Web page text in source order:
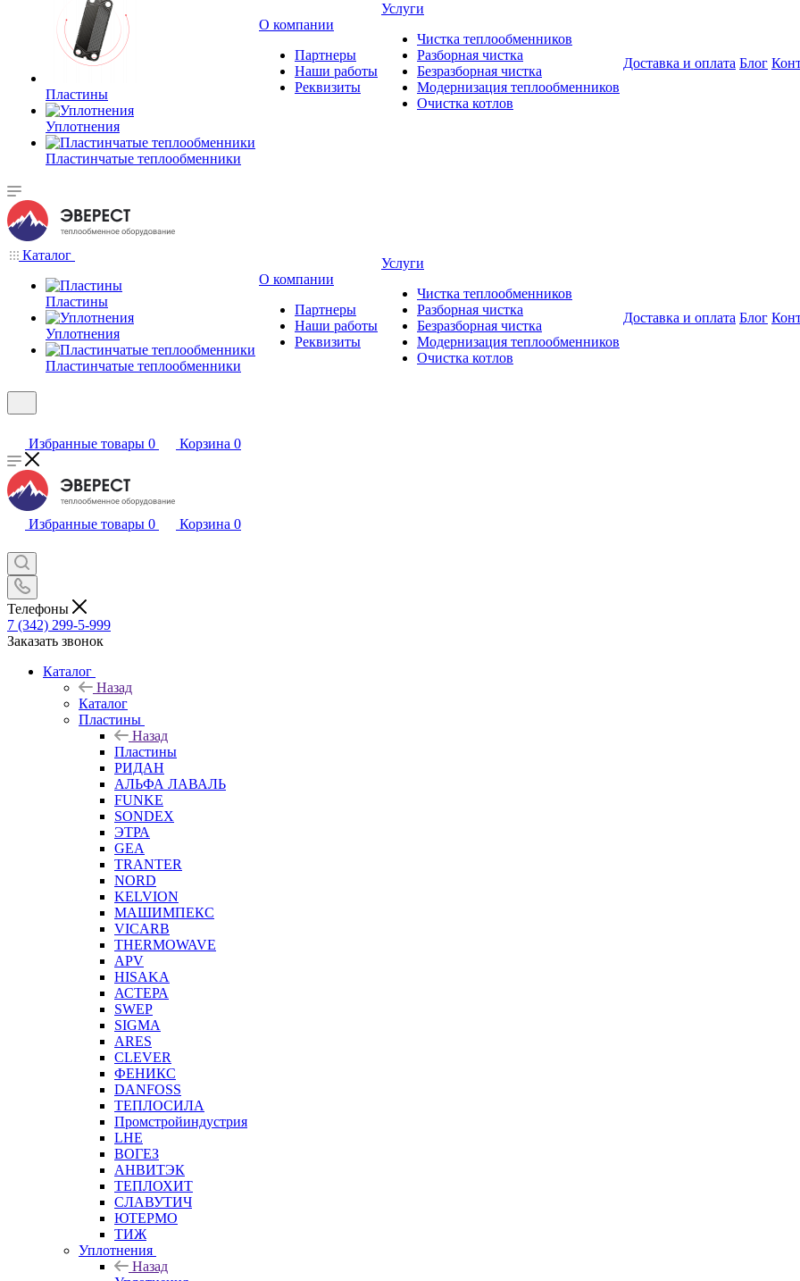
Пластины
Уплотнения
Пластинчатые теплообменники
О компании
Партнеры
Наши работы
Реквизиты
Услуги
Чистка теплообменников
Разборная чистка
Безразборная чистка
Модернизация теплообменников
Очистка котлов
Доставка и оплата Блог
Каталог
Пластины
Уплотнения
Пластинчатые теплообменники
О компании
Партнеры
Наши работы
Реквизиты
Услуги
Чистка теплообменников
Разборная чистка
Безразборная чистка
Модернизация теплообменников
Очистка котлов
Доставка и оплата Блог
Избранные товары 0 Корзина 0
Избранные товары 0 Корзина 0
Телефоны
7 (342) 299-5-999
Заказать звонок
Каталог
Назад
Каталог
Пластины
Назад
Пластины
РИДАН
АЛЬФА ЛАВАЛЬ
FUNKE
SONDEX
ЭТРА
GEA
TRANTER
NORD
KELVION
МАШИМПЕКС
VICARB
THERMOWAVE
APV
HISAKA
АСТЕРА
SWEP
SIGMA
ARES
CLEVER
ФЕНИКС
DANFOSS
ТЕПЛОСИЛА
Промстройиндустрия
LHE
ВОГЕЗ
АНВИТЭК
ТЕПЛОХИТ
СЛАВУТИЧ
ЮТЕРМО
ТИЖ
Уплотнения
Назад